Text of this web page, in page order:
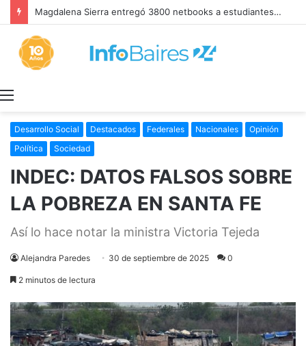
Magdalena Sierra entregó 3800 netbooks a estudiantes secundarios del último año
Desarrollo Social Destacados Federales Nacionales
Opinión
Política
Sociedad
INDEC: DATOS FALSOS SOBRE
LA POBREZA EN SANTA FE
Así lo hace notar la ministra Victoria Tejeda
Alejandra Paredes 30 de septiembre de 2025 0
2 minutos de lectura